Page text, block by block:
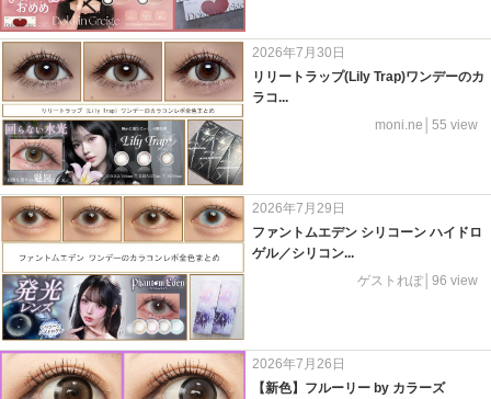
2026年7月30日
リリートラップ(Lily Trap)ワンデーのカ
ラコ...
moni.ne│55 view
2026年7月29日
ファントムエデン シリコーン ハイドロ
ゲル／シリコン...
ゲストれぽ│96 view
2026年7月26日
【新色】フルーリー by カラーズ